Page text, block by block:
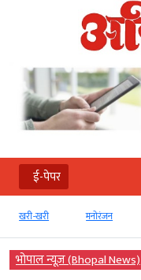
ई-पेपर
खरी-खरी मनोरंजन
भोपाल न्यूज़ (Bhopal News)